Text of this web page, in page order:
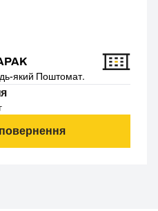
який Поштомат.